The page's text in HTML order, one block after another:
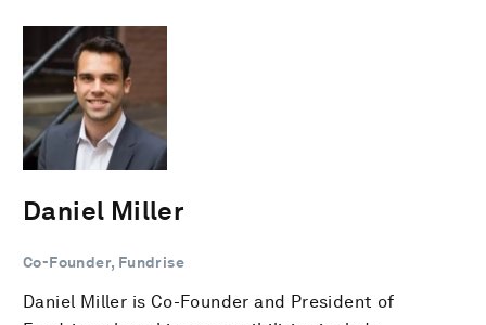
Daniel Miller
Co-Founder, Fundrise
Daniel Miller is Co-Founder and President of